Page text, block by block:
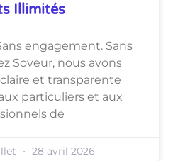
Illimités
engagement. Sans
Soveur, nous avons
et transparente
particuliers et aux
de
28 avril 2026